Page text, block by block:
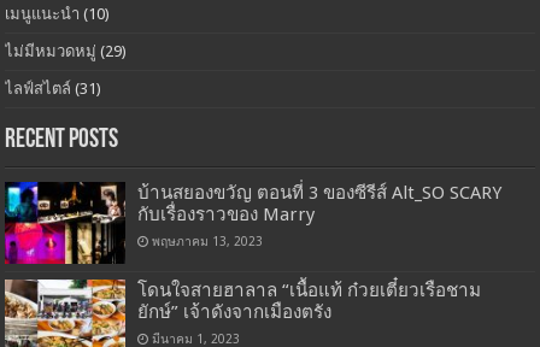
เมนูแนะนำ (10)
ไม่มีหมวดหมู่ (29)
ไลฟ์สไตล์ (31)
Recent Posts
บ้านสยองขวัญ ตอนที่ 3 ของซีรีส์ Alt_SO SCARY
กับเรื่องราวของ Marry
พฤษภาคม 13, 2023
โดนใจสายฮาลาล “เนื้อแท้ ก๋วยเตี๋ยวเรือชาม
ยักษ์” เจ้าดังจากเมืองตรัง
มีนาคม 1, 2023